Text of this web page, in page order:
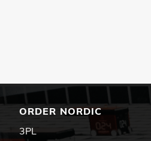
ORDER NORDIC
3PL